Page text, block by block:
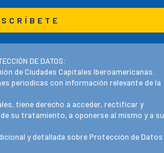
DE DATOS:
de Ciudades Capitales Iberoamericanas.
periodicas con información relevante de la
tiene derecho a acceder, rectificar y
su tratamiento, a oponerse al mismo y a su
y detallada sobre Protección de Datos